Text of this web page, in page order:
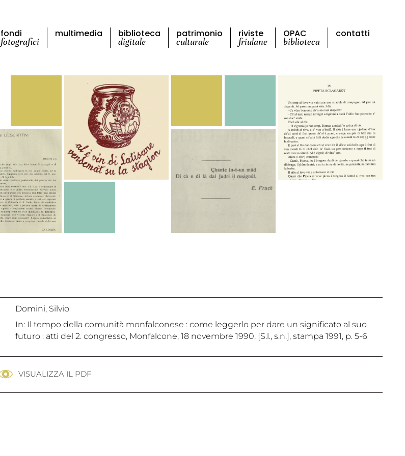
fondi
fotografici
multimedia biblioteca
digitale
patrimonio
culturale
riviste
friulane
OPAC
biblioteca
contatti
Domini, Silvio
In: Il tempo della comunità monfalconese : come leggerlo per dare un significato al suo
futuro : atti del 2. congresso, Monfalcone, 18 novembre 1990, [S.l., s.n.], stampa 1991, p. 5-6
VISUALIZZA IL PDF